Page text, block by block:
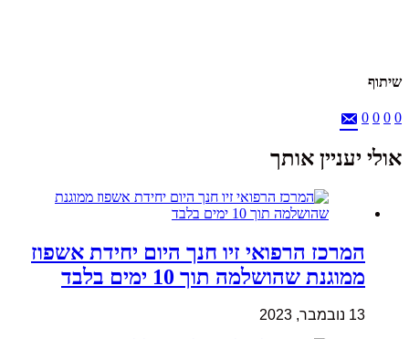
שיתוף
0
0
0
0
אולי יעניין אותך
המרכז הרפואי זיו חנך היום יחידת אשפוז
ממוגנת שהושלמה תוך 10 ימים בלבד
13 נובמבר, 2023